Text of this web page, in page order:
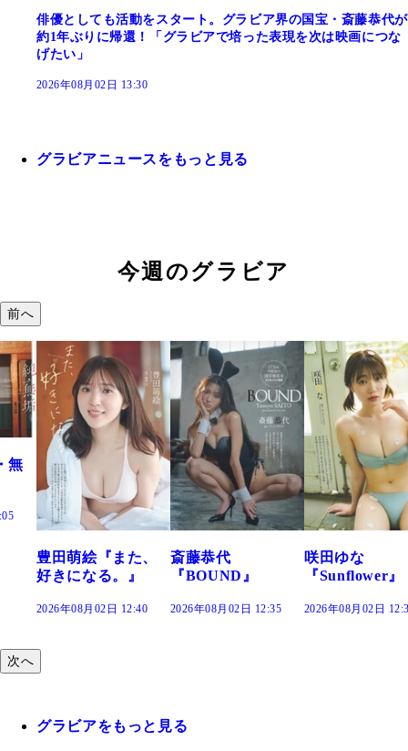
俳優としても活動をスタート。グラビア界の国宝・斎藤恭代が
約1年ぶりに帰還！「グラビアで培った表現を次は映画につな
げたい」
2026年08月02日 13:30
グラビアニュースをもっと見る
今週のグラビア
前へ
『また、
る。』
月02日 12:40
斎藤恭代
『BOUND』
2026年08月02日 12:35
咲田ゆな
『Sunflower』
2026年08月02日 12:30
藤水咲
だまり
2026年08
次へ
グラビアをもっと見る